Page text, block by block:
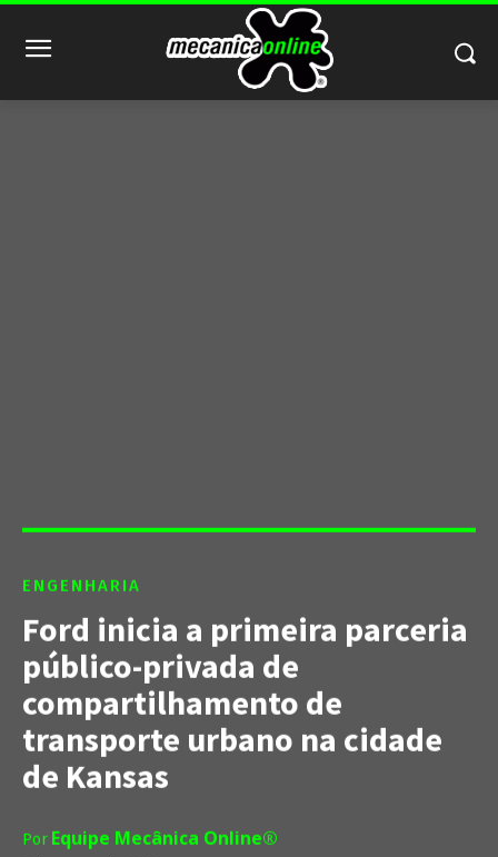
ENGENHARIA
Ford inicia a primeira parceria
público-privada de
compartilhamento de
transporte urbano na cidade
de Kansas
Por Equipe Mecânica Online®